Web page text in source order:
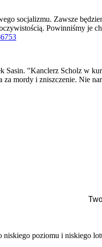
socjalizmu. Zawsze
Powinniśmy je
Sasin. "Kanclerz Scholz w
mordy i zniszczenie. Nie
niskiego poziomu i niskiego